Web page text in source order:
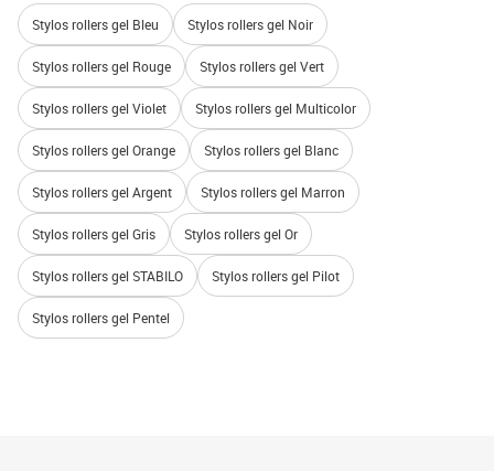
Stylos rollers gel Bleu Stylos rollers gel Noir
Stylos rollers gel Rouge Stylos rollers gel Vert
Stylos rollers gel Violet Stylos rollers gel Multicolor
Stylos rollers gel Orange Stylos rollers gel Blanc
Stylos rollers gel Argent Stylos rollers gel Marron
Stylos rollers gel Gris Stylos rollers gel Or
Stylos rollers gel STABILO Stylos rollers gel Pilot
Stylos rollers gel Pentel